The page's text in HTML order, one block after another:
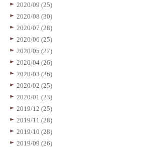
2020/09 (25)
2020/08 (30)
2020/07 (28)
2020/06 (25)
2020/05 (27)
2020/04 (26)
2020/03 (26)
2020/02 (25)
2020/01 (23)
2019/12 (25)
2019/11 (28)
2019/10 (28)
2019/09 (26)